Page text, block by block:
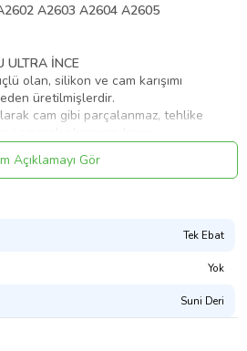
A2603 A2604 A2605
ULTRA İNCE
olan, silikon ve cam karışımı
üretilmişlerdir.
cam gibi parçalanmaz, tehlike
engeller.
yapıdadır.
Etkilemez.
TELEFON / Tablet
olmasından kaynaklanmaktadır.
Açıklamayı Gör
Tek Ebat
Yok
Suni Deri